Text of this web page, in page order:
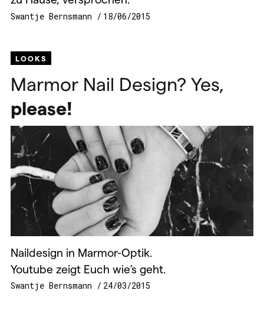
Swantje Bernsmann 18/06/2015
LOOKS
Marmor Nail Design? Yes,
please!
Naildesign in Marmor-Optik.
Youtube zeigt Euch wie’s geht.
Swantje Bernsmann 24/03/2015